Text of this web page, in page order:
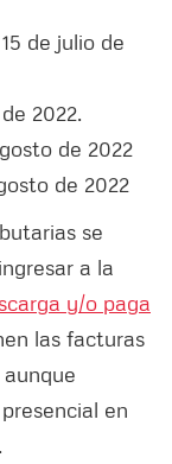
de julio de
2022.
de 2022
de 2022
se
a la
y/o paga
las facturas
en